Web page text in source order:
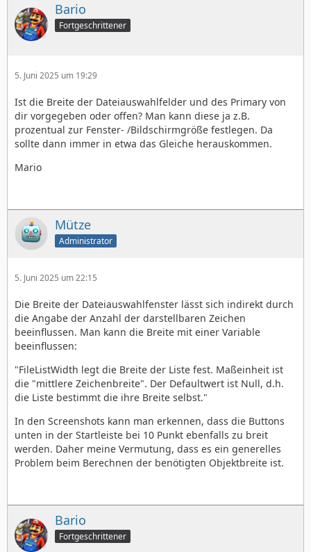
Bario
Fortgeschrittener
5. Juni 2025 um 19:29
Ist die Breite der Dateiauswahlfelder und des Primary von
dir vorgegeben oder offen? Man kann diese ja z.B.
prozentual zur Fenster- /Bildschirmgröße festlegen. Da
sollte dann immer in etwa das Gleiche herauskommen.
Mario
Mütze
Administrator
5. Juni 2025 um 22:15
Die Breite der Dateiauswahlfenster lässt sich indirekt durch
die Angabe der Anzahl der darstellbaren Zeichen
beeinflussen. Man kann die Breite mit einer Variable
beeinflussen:
"FileListWidth legt die Breite der Liste fest. Maßeinheit ist
die "mittlere Zeichenbreite". Der Defaultwert ist Null, d.h.
die Liste bestimmt die ihre Breite selbst."
In den Screenshots kann man erkennen, dass die Buttons
unten in der Startleiste bei 10 Punkt ebenfalls zu breit
werden. Daher meine Vermutung, dass es ein generelles
Problem beim Berechnen der benötigten Objektbreite ist.
Bario
Fortgeschrittener